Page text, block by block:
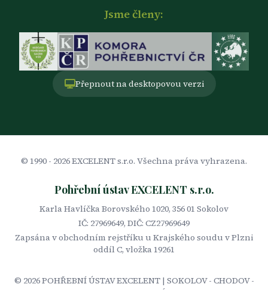
Jsme členy:
Přepnout na desktopovou verzi
© 1990 - 2026EXCELENT s.r.o. Všechna práva vyhrazena.
Pohřební ústav EXCELENT s.r.o.
Karla Havlíčka Borovského 1020, 356 01 Sokolov
IČ: 27969649, DIČ: CZ27969649
Zapsána v obchodním rejstříku u Krajského soudu v Plzni
oddíl C, vložka 19261
© 2026POHŘEBNÍ ÚSTAV EXCELENT | SOKOLOV - CHODOV -